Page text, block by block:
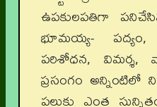
ఉపకులపతిగా
భూమయ్య-
పరిశోధన, విమర్శ,
ప్రసంగం అన్నింటిలో
పలుకు ఎంత